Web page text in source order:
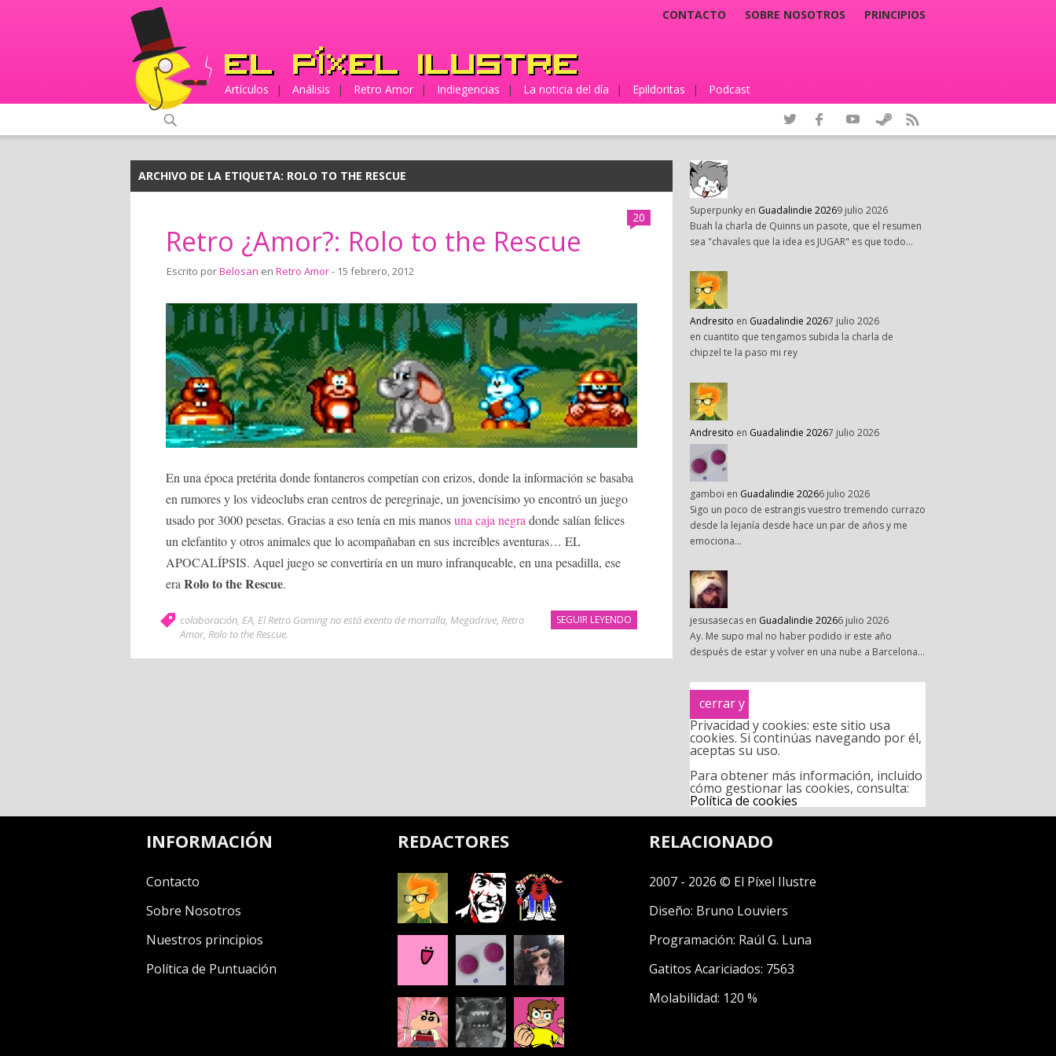
CONTACTO SOBRE NOSOTROS PRINCIPIOS
Artículos | Análisis | Retro Amor | Indiegencias | La noticia del día | Epildoritas | Podcast
ARCHIVO DE LA ETIQUETA: ROLO TO THE RESCUE
20
Retro ¿Amor?: Rolo to the Rescue
Escrito porBelosan en Retro Amor- 15 febrero, 2012
En una época pretérita donde fontaneros competían con erizos, donde la información se basaba
en rumores y los videoclubs eran centros de peregrinaje, un jovencísimo yo encontró un juego
usado por 3000 pesetas. Gracias a eso tenía en mis manosuna caja negradonde salían felices
un elefantito y otros animales que lo acompañaban en sus increíbles aventuras… EL
APOCALÍPSIS. Aquel juego se convertiría en un muro infranqueable, en una pesadilla, ese
eraRolo to the Rescue.
SEGUIR LEYENDO
colaboración, EA, El Retro Gaming no está exento de morralla, Megadrive, Retro
Amor, Rolo to the Rescue.
Superpunky en Guadalindie 20269 julio 2026
Buah la charla de Quinns un pasote, que el resumen
sea "chavales que la idea es JUGAR" es que todo…
Andresito en Guadalindie 20267 julio 2026
en cuantito que tengamos subida la charla de
chipzel te la paso mi rey
Andresito en Guadalindie 20267 julio 2026
gamboi en Guadalindie 20266 julio 2026
Sigo un poco de estrangis vuestro tremendo currazo
desde la lejanía desde hace un par de años y me
emociona…
jesusasecas en Guadalindie 20266 julio 2026
Ay. Me supo mal no haber podido ir este año
después de estar y volver en una nube a Barcelona…
Privacidad y cookies: este sitio usa
cookies. Si continúas navegando por él,
aceptas su uso.
Para obtener más información, incluido
cómo gestionar las cookies, consulta:
Política de cookies
INFORMACIÓN
Contacto
Sobre Nosotros
Nuestros principios
Política de Puntuación
REDACTORES RELACIONADO
2007 - 2026 © El Píxel Ilustre
Diseño: Bruno Louviers
Programación: Raúl G. Luna
Gatitos Acariciados: 7563
Molabilidad: 120 %